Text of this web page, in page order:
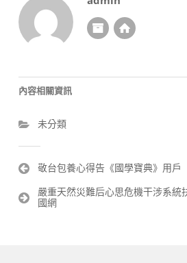
內容相關資訊
未分類
文
導
敬台包養心得告《國學寶典》用戶
嚴重天然災難后心思危機干涉系統
國網